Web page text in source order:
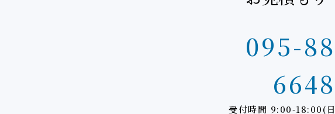
095-
6648
受付時間 9:00-18:00(